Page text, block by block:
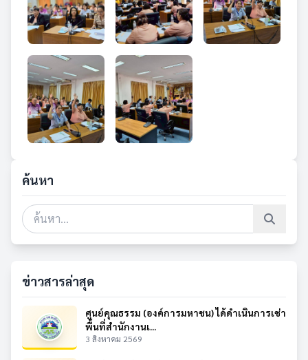
ค้นหา
ข่าวสารล่าสุด
ศูนย์คุณธรรม (องค์การมหาชน) ได้ดำเนินการเช่า
พื้นที่สำนักงานเ...
3 สิงหาคม 2569